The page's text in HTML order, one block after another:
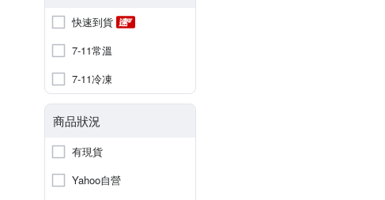
快速到貨
7-11常溫
7-11冷凍
商品狀況
有現貨
Yahoo自營